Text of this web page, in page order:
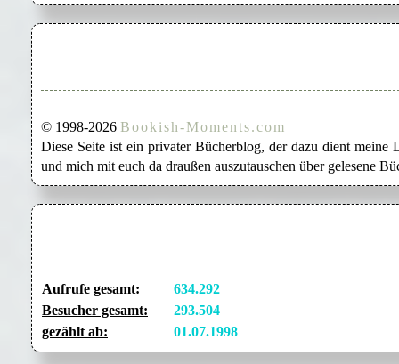
© 1998-2026 Bookish-Moments.com
Diese Seite ist ein privater Bücherblog, der dazu dient meine
und mich mit euch da draußen auszutauschen über gelesene
Aufrufe gesamt:
634.292
Besucher gesamt:
293.504
gezählt ab:
01.07.1998